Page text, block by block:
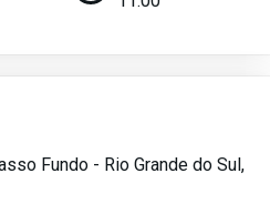
Fundo - Rio Grande do Sul,